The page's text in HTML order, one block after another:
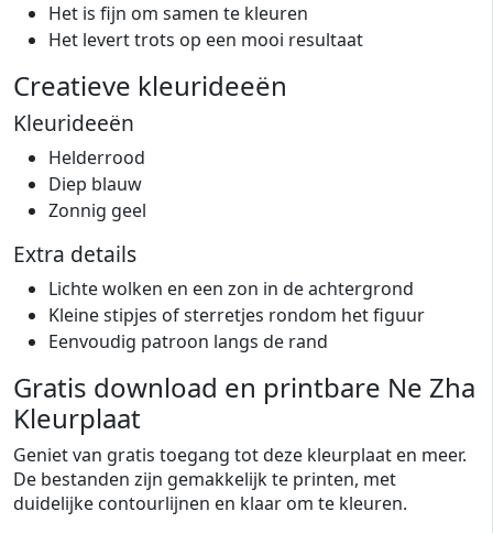
Het is fijn om samen te kleuren
Het levert trots op een mooi resultaat
Creatieve kleurideeën
Kleurideeën
Helderrood
Diep blauw
Zonnig geel
Extra details
Lichte wolken en een zon in de achtergrond
Kleine stipjes of sterretjes rondom het figuur
Eenvoudig patroon langs de rand
Gratis download en printbare Ne Zha
Kleurplaat
Geniet van gratis toegang tot deze kleurplaat en meer.
De bestanden zijn gemakkelijk te printen, met
duidelijke contourlijnen en klaar om te kleuren.